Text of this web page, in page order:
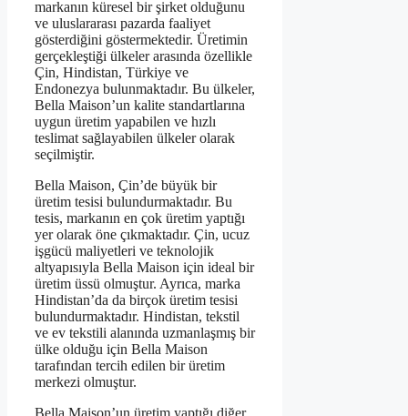
markanın küresel bir şirket olduğunu
ve uluslararası pazarda faaliyet
gösterdiğini göstermektedir. Üretimin
gerçekleştiği ülkeler arasında özellikle
Çin, Hindistan, Türkiye ve
Endonezya bulunmaktadır. Bu ülkeler,
Bella Maison’un kalite standartlarına
uygun üretim yapabilen ve hızlı
teslimat sağlayabilen ülkeler olarak
seçilmiştir.
Bella Maison, Çin’de büyük bir
üretim tesisi bulundurmaktadır. Bu
tesis, markanın en çok üretim yaptığı
yer olarak öne çıkmaktadır. Çin, ucuz
işgücü maliyetleri ve teknolojik
altyapısıyla Bella Maison için ideal bir
üretim üssü olmuştur. Ayrıca, marka
Hindistan’da da birçok üretim tesisi
bulundurmaktadır. Hindistan, tekstil
ve ev tekstili alanında uzmanlaşmış bir
ülke olduğu için Bella Maison
tarafından tercih edilen bir üretim
merkezi olmuştur.